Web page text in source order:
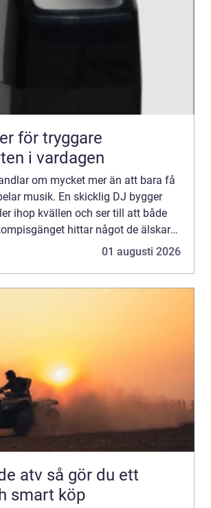
för tryggare
i vardagen
om mycket mer än att bara få
musik. En skicklig DJ bygger
ihop kvällen och ser till att både
hittar något de älskar
När musik, ljud och ljus samspelar
01 augusti 2026
gör du ett
smart köp